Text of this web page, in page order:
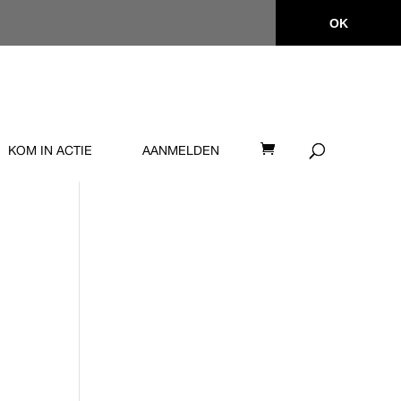
OK
KOM IN ACTIE AANMELDEN